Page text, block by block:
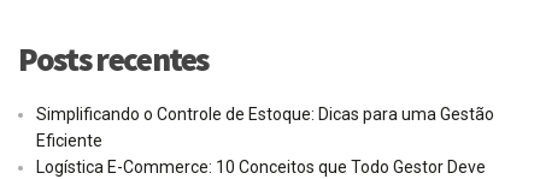
Posts recentes
Simplificando o Controle de Estoque: Dicas para uma Gestão
Eficiente
Logística E-Commerce: 10 Conceitos que Todo Gestor Deve